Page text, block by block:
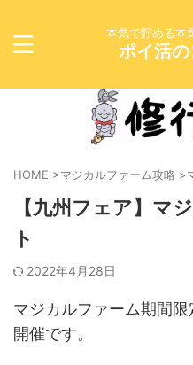
本気で貯める本
ポイ活
HOME >マジカルファーム攻略 >
【九州フェア】マ
ト
2022年4月28日
マジカルファーム期間限
開催です。